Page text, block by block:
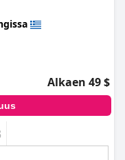
Alkaen 49 $